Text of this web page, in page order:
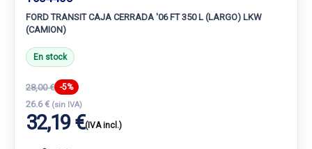
FORD TRANSIT CAJA CERRADA '06 FT 350 L (LARGO) LKW
(CAMION)
En stock
28,00 € -5%
26.6 € (sin IVA)
32,19 €(IVA incl.)